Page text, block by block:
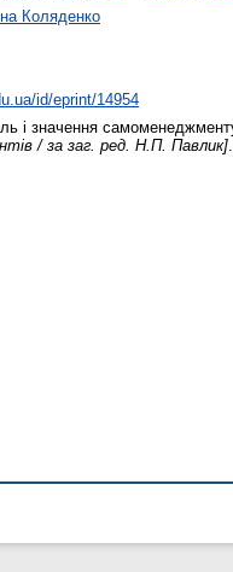
Коляденко
id/eprint/14954
і значення
/ за заг. ред. Н.П. Павлик]